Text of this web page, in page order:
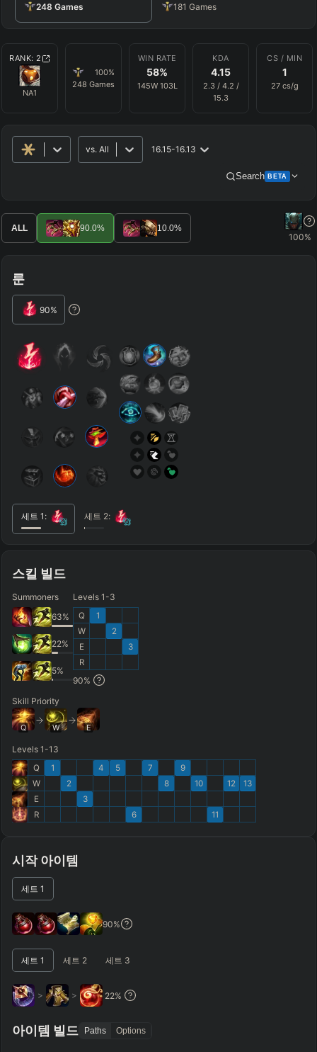
248 Games
181 Games
RANK: 2
NA1
100%
248 Games
WIN RATE
58%
145W 103L
KDA
4.15
2.3 / 4.2 /
15.3
CS / MIN
1
27cs/g
vs.All 16.15-16.13
Search BETA
Advanced Search PRO
TOP
Any
SUP
Any
TEAM COMP
AD Heavy AP Heavy
Poke
Engage Disengage Splitpush
Shield Heavy
Any tree
+ +
FINAL BUILD =
+ → + → + →
Exclude boots
ITEMS PURCHASED
Any item ever purchased…
Exact purchase order
SKILL MAX ORDER =
Q W E R tap in order
SKILL AT LEVEL
Skill at level
LANING @ 15 MIN
RANK
GAME LENGTH
Short < 20 Med. 20–30
Hide
ALL 90.0% 10.0%
100%
시작 아이템
세트 1
90%
세트 1 세트 2 세트 3
> > 22%
아이템 빌드 Paths Options
룬
90%
세트 1 : 세트 2:
스킬 빌드
Summoners
63%
22%
5%
Levels 1-3
Q
W
E
R
1
2
3
90%
Skill Priority
Q W E
Levels 1-13
Q
W
E
R
1
2
3
4 5
6
7
8
9
10
11
12 13